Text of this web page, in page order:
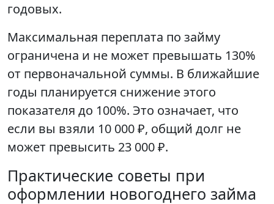
годовых.
Максимальная переплата по займу
ограничена и не может превышать 130%
от первоначальной суммы. В ближайшие
годы планируется снижение этого
показателя до 100%. Это означает, что
если вы взяли 10 000 ₽, общий долг не
может превысить 23 000 ₽.
Практические советы при
оформлении новогоднего займа